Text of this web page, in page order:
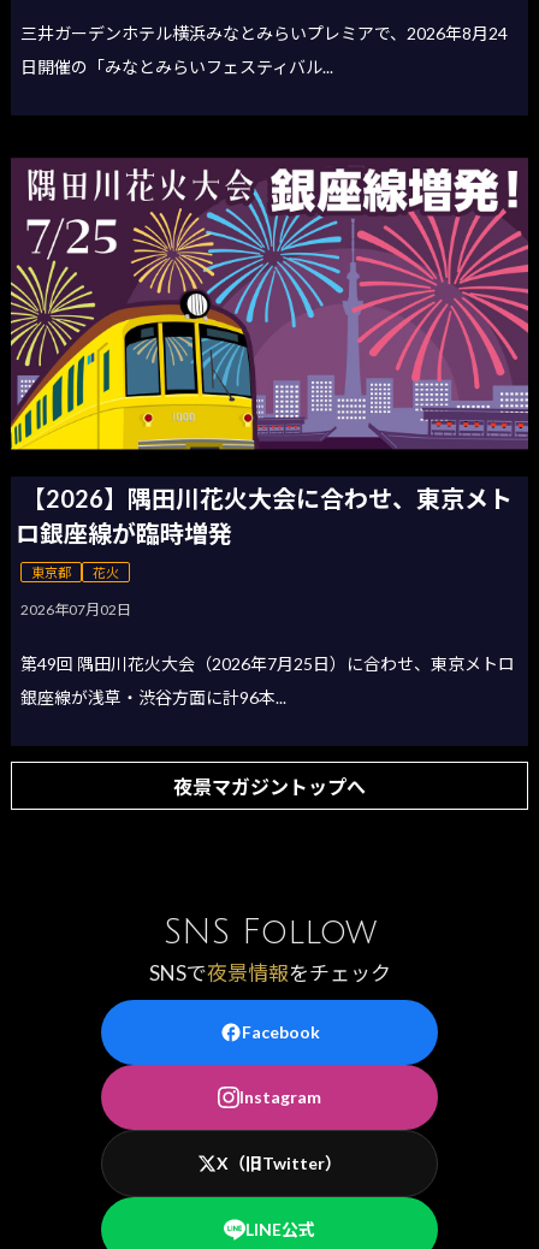
三井ガーデンホテル横浜みなとみらいプレミアで、2026年8月24
日開催の「みなとみらいフェスティバル...
【2026】隅田川花火大会に合わせ、東京メト
ロ銀座線が臨時増発
東京都 花火
2026年07月02日
第49回 隅田川花火大会（2026年7月25日）に合わせ、東京メトロ
銀座線が浅草・渋谷方面に計96本...
夜景マガジントップへ
SNS Follow
SNSで夜景情報をチェック
Facebook
Instagram
X（旧Twitter）
LINE公式